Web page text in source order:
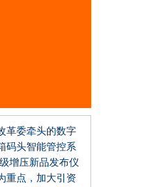
革委牵头的数字
码头智能管控系
增压新品发布仪
重点，加大引资